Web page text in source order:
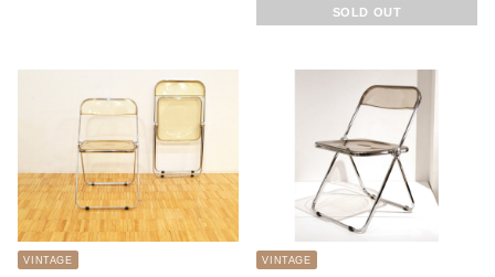
SOLD OUT
VINTAGE VINTAGE